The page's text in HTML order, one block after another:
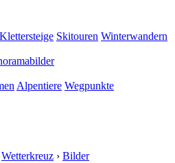
Klettersteige Skitouren Winterwandern
Alpentiere Wegpunkte
Wetterkreuz › Bilder